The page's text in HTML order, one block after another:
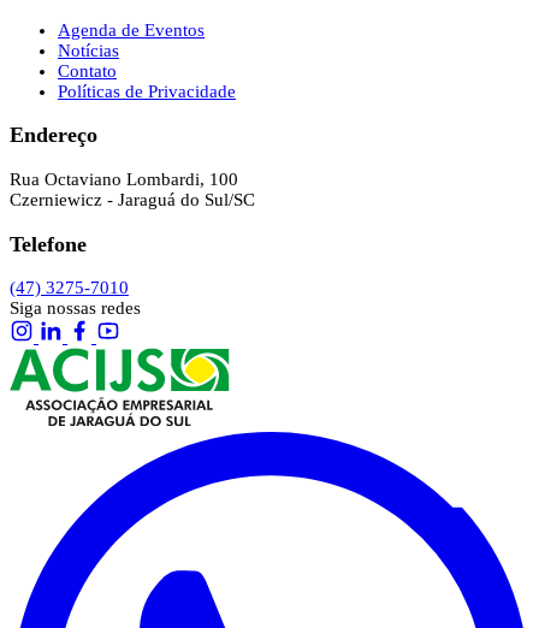
Agenda de Eventos
Notícias
Contato
Políticas de Privacidade
Endereço
Rua Octaviano Lombardi, 100
Czerniewicz - Jaraguá do Sul/SC
Telefone
(47) 3275-7010
Siga nossas redes